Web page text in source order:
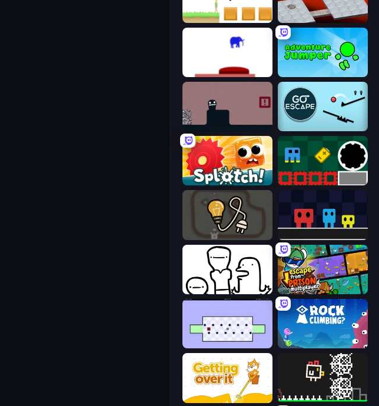
The Unfair Platformer Bloxorz
This Is The Only Level Adventure Jumper
Splotch! Jump and Hover
Light The Lamp
I Don't Even Know Escape From Prison Multiplayer
Rock Climbing?
Getting Over It Chicken and Bee